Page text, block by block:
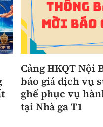
Cảng HKQT Nội
báo giá dịch vụ
ghế phục vụ
tại Nhà ga T1